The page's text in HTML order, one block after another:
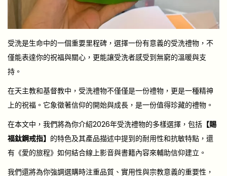
受洗是生命中的一個重要里程碑，選擇一份有意義的受洗禮物，不
僅能表達你的祝福與關心，更能讓受洗者感受到無窮的溫暖與支
持。
在天主教和基督教中，受洗禮物不僅僅是一份禮物，更是一種精神
上的祝福。它象徵著信仰的開始與成長，是一份值得珍藏的禮物。
在本文中，我們將為你介紹2026年受洗禮物的多樣選擇，包括 【賜
福鈦鋼戒指】 的特色及其產品描述中提到的耐用性和抗敏特點，還
有《愛的旅程》如何結合線上影音與書籍內容來輔助信仰建立。
我們還將為你強調選購時注重品質、實用性與宗教意義的重要性，